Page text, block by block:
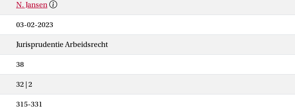
N. Jansen
03-02-2023
Jurisprudentie Arbeidsrecht
38
32 | 2
315-331